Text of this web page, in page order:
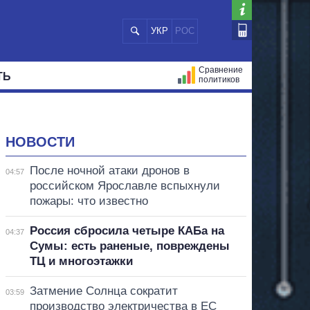
УКР РОС
Сравнение
политиков
НОВОСТИ
04:57
После ночной атаки дронов в
российском Ярославле вспыхнули
пожары: что известно
04:37
Россия сбросила четыре КАБа на
Сумы: есть раненые, повреждены
ТЦ и многоэтажки
03:59
Затмение Солнца сократит
производство электричества в ЕС